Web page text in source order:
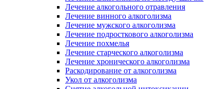
Лечение алкогольного отравления
Лечение винного алкоголизма
Лечение мужского алкоголизма
Лечение подросткового алкоголизма
Лечение похмелья
Лечение старческого алкоголизма
Лечение хронического алкоголизма
Раскодирование от алкоголизма
Укол от алкоголизма